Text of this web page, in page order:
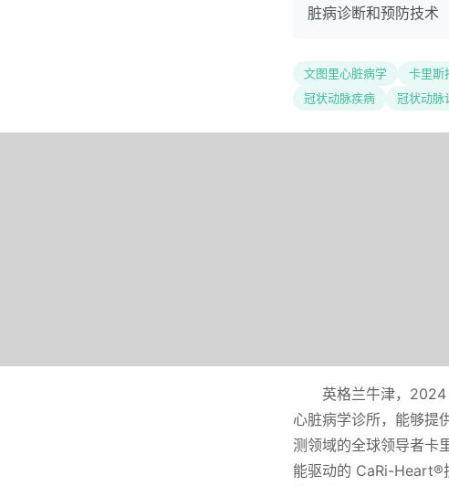
脏病诊断和预防技术
文图里心脏病学 卡里斯
冠状动脉疾病
冠状动脉
英格兰牛津，
心脏病学诊所，能够提
测领域的全球领导者卡
能驱动的 CaRi-Heart®